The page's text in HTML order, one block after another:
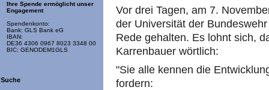
Ihre Spende ermöglicht unser
Engagement
Spendenkonto:
Bank: GLS Bank eG
IBAN:
DE36 4306 0967 8023 3348 00
BIC: GENODEM1GLS
Suche
Vor drei Tagen, am 7.
der Universität der
Rede gehalten. Es lohnt sich,
Karrenbauer wörtlich:
"Sie alle kennen die
fordern: